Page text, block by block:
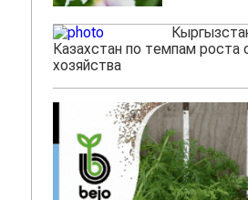
Казахстан по темпам роста
хозяйства